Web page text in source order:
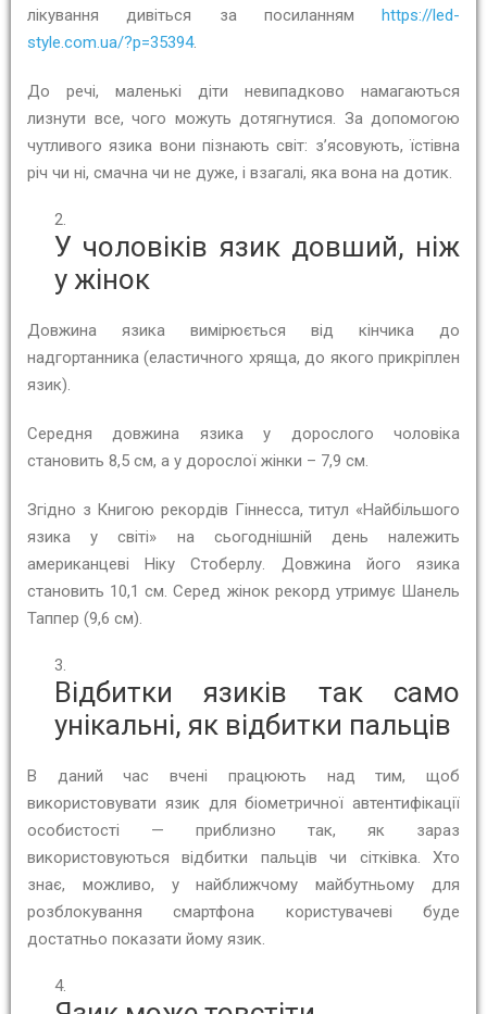
лікування дивіться за посиланням
https://led-
style.com.ua/?p=35394.
До речі, маленькі діти невипадково намагаються
лизнути все, чого можуть дотягнутися. За допомогою
чутливого язика вони пізнають світ: з’ясовують, їстівна
річ чи ні, смачна чи не дуже, і взагалі, яка вона на дотик.
У чоловіків язик довший, ніж
у жінок
Довжина язика вимірюється від кінчика до
надгортанника (еластичного хряща, до якого прикріплен
язик).
Середня довжина язика у дорослого чоловіка
становить 8,5 см, а у дорослої жінки – 7,9 см.
Згідно з Книгою рекордів Гіннесса, титул «Найбільшого
язика у світі» на сьогоднішній день належить
американцеві Ніку Стоберлу. Довжина його язика
становить 10,1 см. Серед жінок рекорд утримує Шанель
Таппер (9,6 см).
Відбитки язиків так само
унікальні, як відбитки пальців
В даний час вчені працюють над тим, щоб
використовувати язик для біометричної автентифікації
особистості — приблизно так, як зараз
використовуються відбитки пальців чи сітківка. Хто
знає, можливо, у найближчому майбутньому для
розблокування смартфона користувачеві буде
достатньо показати йому язик.